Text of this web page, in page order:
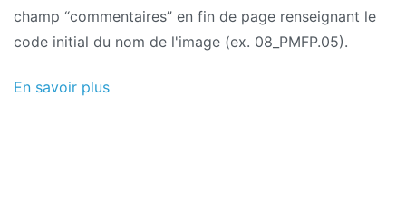
champ “commentaires” en fin de page renseignant le
code initial du nom de l'image (ex. 08_PMFP.05).
En savoir plus